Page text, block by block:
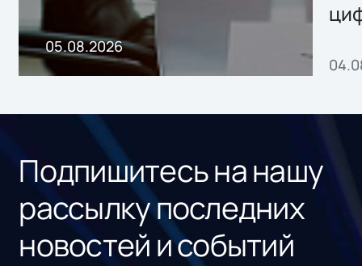
05.08.2026
Подпишитесь на нашу
рассылку последних
новостей и событий